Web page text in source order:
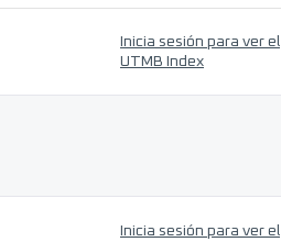
Inicia sesión para ver el
UTMB Index
Inicia sesión para ver el